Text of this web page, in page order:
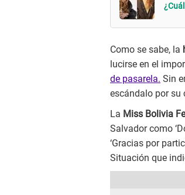
Como se sabe, la
lucirse en el
de pasarela. Sin
escándalo por su
La Miss Bolivia
Salvador como
‘Gracias por
Situación que